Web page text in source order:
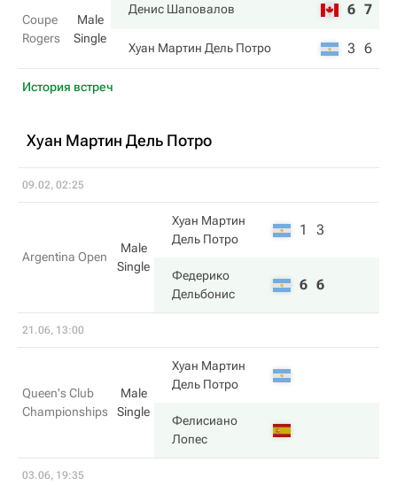
Coupe
Rogers
Male
Single
Денис Шаповалов 6 7
Хуан Мартин Дель Потро 3 6
История встреч
Хуан Мартин Дель Потро
09.02, 02:25
Argentina Open
Male
Single
Хуан Мартин
Дель Потро
1 3
Федерико
Дельбонис
6 6
21.06, 13:00
Queen's Club
Championships
Male
Single
Хуан Мартин
Дель Потро
Фелисиано
Лопес
03.06, 19:35